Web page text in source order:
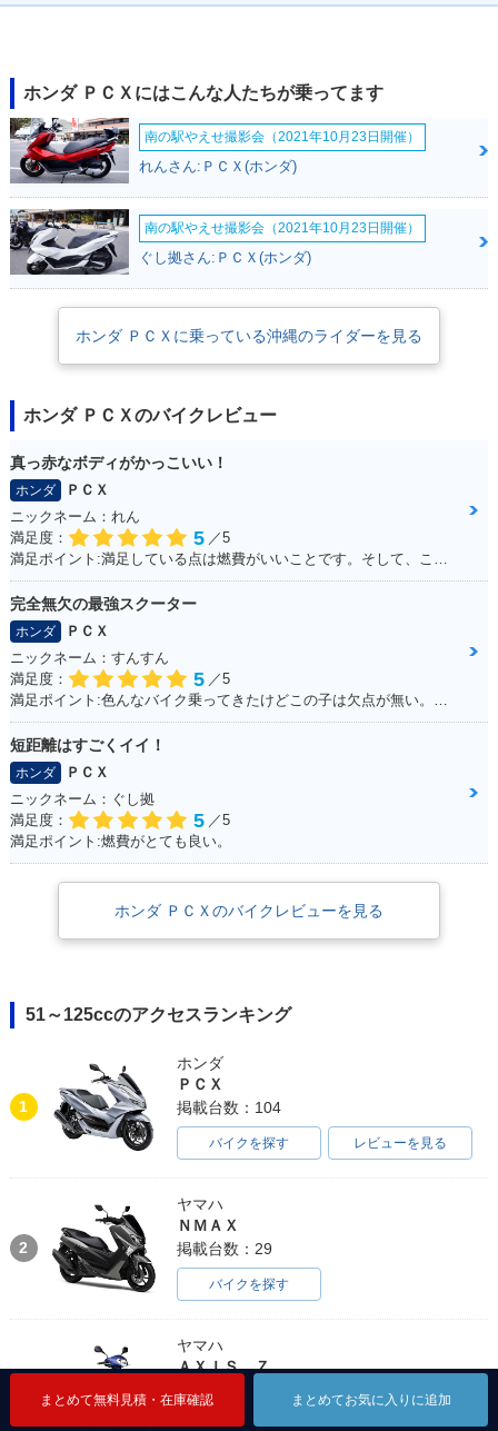
まとめて無料見積・在庫確認 まとめてお気に入りに追加
まとめて無料見積・在庫確認 まとめてお気に入りに追加
まとめて無料見積・在庫確認 まとめてお気に入りに追加
2020年 PCX・特
2018年 PCX・フル
2017年 PCX・カラ
2016年 PCX Speci
al Edition・特別・
限定仕様
2016年 PCX・カラ
ーチェンジ
2015年 PCX・カラ
ーチェンジ
モデルチェンジ
al Edition・特別・
2010年 PCX・新登
場
ホンダ ＰＣＸにはこんな人たちが乗ってます
南の駅やえせ撮影会（2021年10月23日開催）
れんさん:ＰＣＸ(ホンダ)
南の駅やえせ撮影会（2021年10月23日開催）
ぐし拠さん:ＰＣＸ(ホンダ)
ホンダ ＰＣＸに乗っている沖縄のライダーを見る
ホンダ ＰＣＸのバイクレビュー
真っ赤なボディがかっこいい！
ホンダ
ＰＣＸ
ニックネーム：れん
満足度：
5 ／5
完全無欠の最強スクーター
ホンダ
ＰＣＸ
ニックネーム：すんすん
満足度：
5 ／5
短距離はすごくイイ！
ホンダ
ＰＣＸ
ニックネーム：ぐし拠
満足度：
5 ／5
満足ポイント:燃費がとても良い。
ホンダ ＰＣＸのバイクレビューを見る
51～125ccのアクセスランキング
1
ホンダ
ＰＣＸ
掲載台数：104
バイクを探す レビューを見る
2
ヤマハ
ＮＭＡＸ
掲載台数：29
バイクを探す
ヤマハ
ＡＸＩＳ Ｚ
掲載台数：32
バイクを探す